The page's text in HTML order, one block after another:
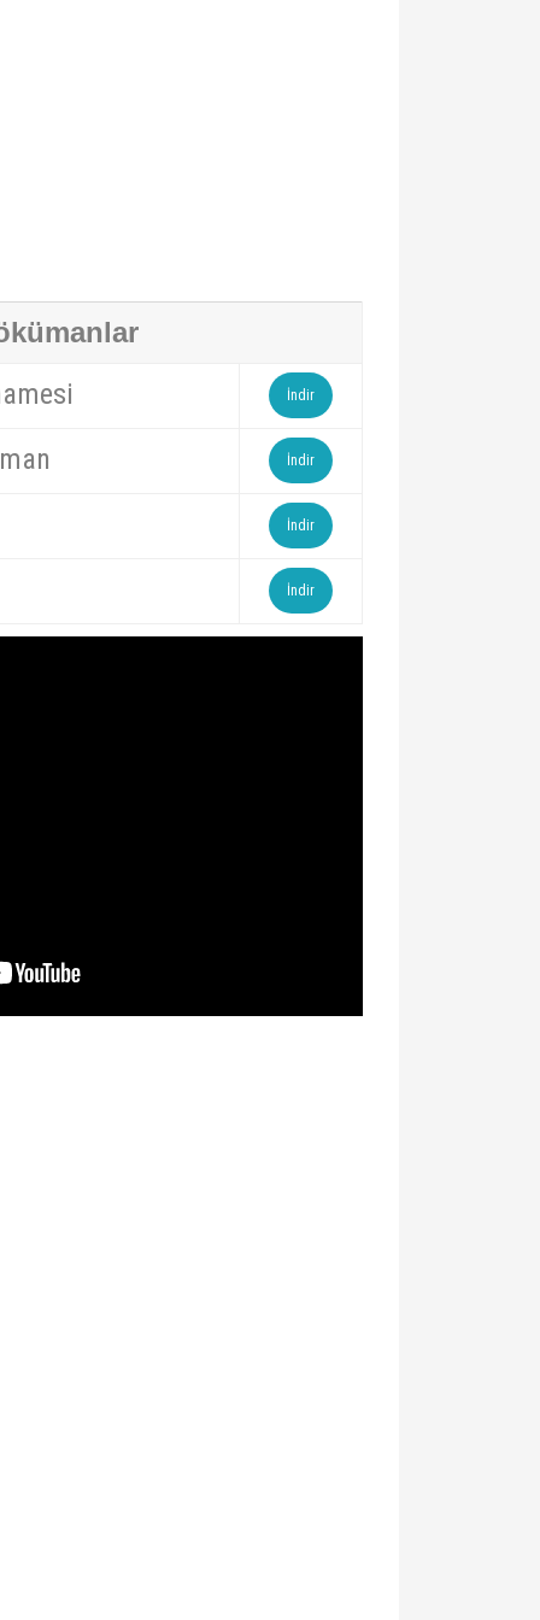
İndir
İndir
İndir
İndir